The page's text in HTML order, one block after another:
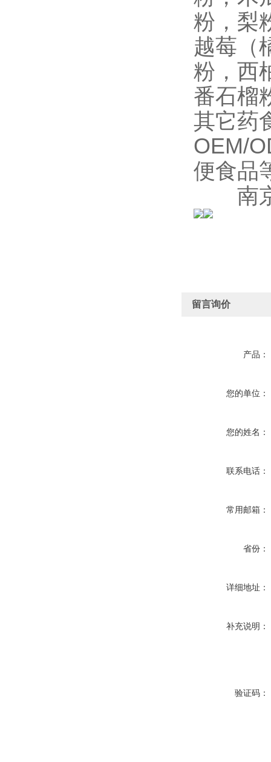
粉，梨
越莓（
粉，西
番石榴
其它药
OEM/
便食品
南京
留言询价
产品：
您的单位：
您的姓名：
联系电话：
常用邮箱：
省份：
详细地址：
补充说明：
验证码：